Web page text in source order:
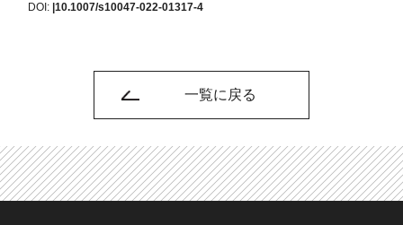
DOI: |10.1007/s10047-022-01317-4
一覧に戻る